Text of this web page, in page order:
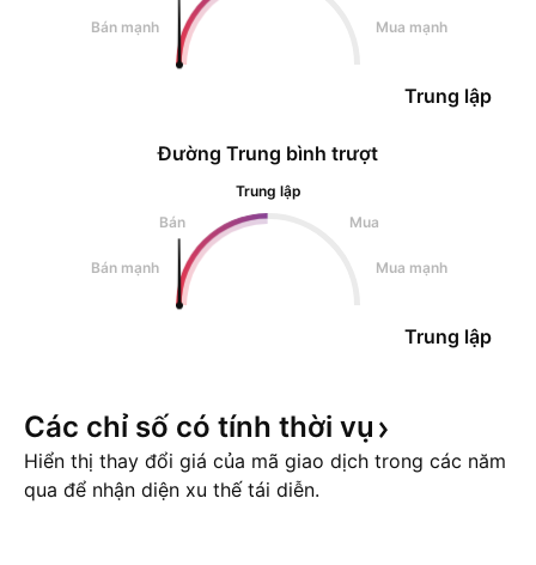
Bán mạnh Mua mạnh
Trung lập
Đường Trung bình trượt
Trung lập
Bán
Mua
Bán mạnh Mua mạnh
Trung lập
Các chỉ số có tính thời vụ
Hiển thị thay đổi giá của mã giao dịch trong các năm
qua để nhận diện xu thế tái diễn.